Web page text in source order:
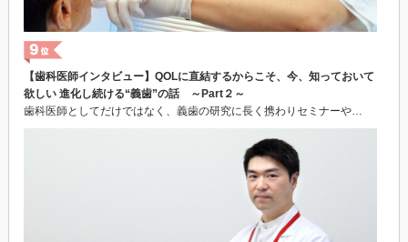
【歯科医師インタビュー】QOLに直結するからこそ、今、知っておいて
欲しい 進化し続ける“義歯”の話 ～Part２～
歯科医師としてだけではなく、義歯の研究に長く携わりセミナーや…